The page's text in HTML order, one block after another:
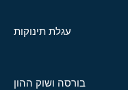
עגלת תינוקות
בורסה ושוק ההון